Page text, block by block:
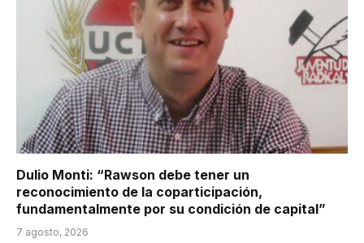
Dulio Monti: “Rawson debe tener un
reconocimiento de la coparticipación,
fundamentalmente por su condición de capital”
7 agosto, 2026